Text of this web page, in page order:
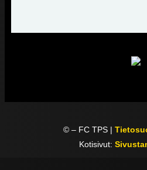
© – FC TPS |
Kotisivut: